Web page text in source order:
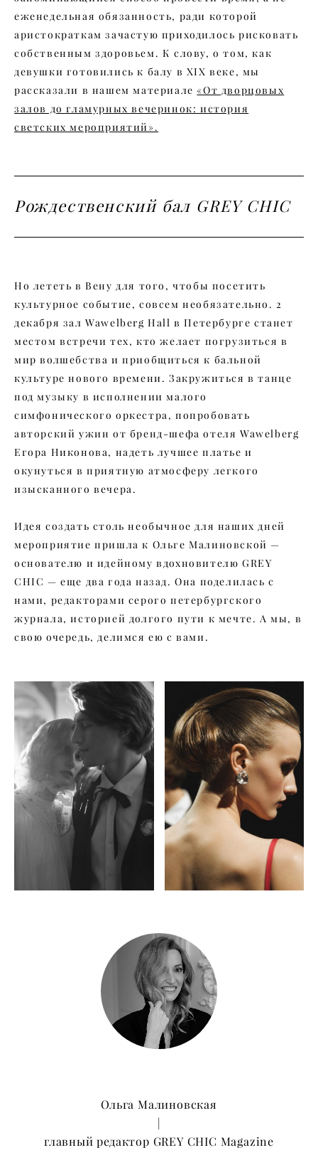
еженедельная обязанность, ради которой
аристократкам зачастую приходилось рисковать
собственным здоровьем. К слову, о том, как
девушки готовились к балу в XIX веке, мы
рассказали в нашем материале«От дворцовых
залов до гламурных вечеринок: история
светских мероприятий».
Рождественский бал GREY CHIC
Но лететь в Вену для того, чтобы посетить
культурное событие, совсем необязательно. 2
декабря зал Wawelberg Hall в Петербурге станет
местом встречи тех, кто желает погрузиться в
мир волшебства и приобщиться к бальной
культуре нового времени. Закружиться в танце
под музыку в исполнении малого
симфонического оркестра, попробовать
авторский ужин от бренд-шефа отеля Wawelberg
Егора Никонова, надеть лучшее платье и
окунуться в приятную атмосферу легкого
изысканного вечера.
Идея создать столь необычное для наших дней
мероприятие пришла к Ольге Малиновской —
основателю и идейному вдохновителю GREY
CHIC — еще два года назад. Она поделилась с
нами, редакторами серого петербургского
журнала, историей долгого пути к мечте. А мы, в
свою очередь, делимся ею с вами.
Ольга Малиновская
|
главный редактор GREY CHIC Magazine